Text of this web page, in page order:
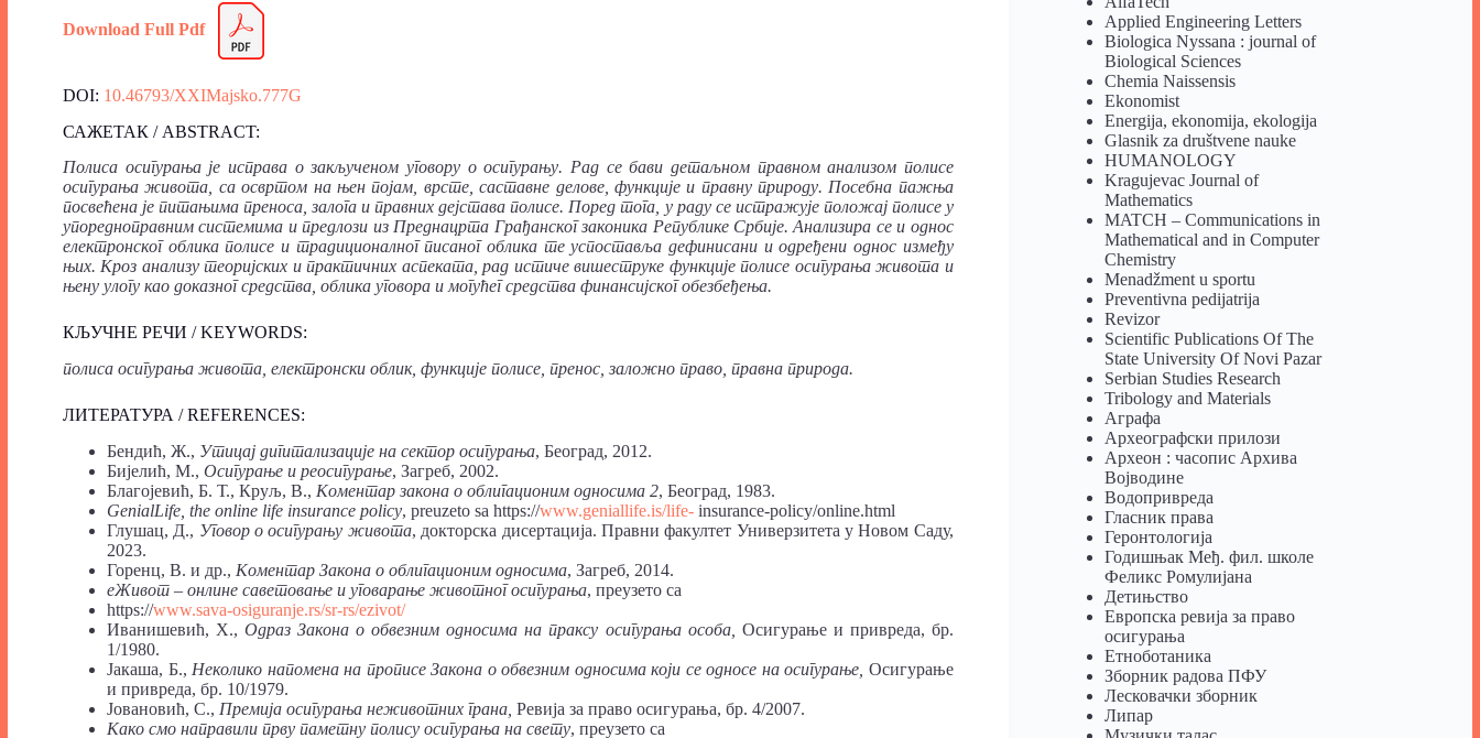
Download Full Pdf
DOI: 10.46793/XXIMajsko.777G
САЖЕТАК / ABSTRACT:
Полиса осигурања је исправа о закљученом уговору о осигурању. Рад се бави детаљном правном анализом полисе
осигурања живота, са освртом на њен појам, врсте, саставне делове, функције и правну природу. Посебна пажња
посвећена је питањима преноса, залога и правних дејстава полисе. Поред тога, у раду се истражује положај полисе у
упоредноправним системима и предлози из Преднацрта Грађанског законика Републике Србије. Анализира се и однос
електронског облика полисе и традиционалног писаног облика те успоставља дефинисани и одређени однос између
њих. Кроз анализу теоријских и практичних аспеката, рад истиче вишеструке функције полисе осигурања живота и
њену улогу као доказног средства, облика уговора и могућег средства финансијског обезбеђења.
КЉУЧНЕ РЕЧИ / KEYWORDS:
полиса осигурања живота, електронски облик, функције полисе, пренос, заложно право, правна природа.
ЛИТЕРАТУРА / REFERENCES:
Бендић, Ж., Утицај дигитализације на сектор осигурања, Београд, 2012.
Бијелић, М., Осигурање и реосигурање, Загреб, 2002.
Благојевић, Б. Т., Круљ, В., Коментар закона о облигационим односима 2, Београд, 1983.
GenialLife, the online life insurance policy, preuzeto sa https://www.geniallife.is/life- insurance-policy/online.html
Глушац, Д., Уговор о осигурању живота, докторска дисертација. Правни факултет Универзитета у Новом Саду,
2023.
Горенц, В. и др., Коментар Закона о облигационим односима, Загреб, 2014.
еЖивот – онлине саветовање и уговарање животног осигурања, преузето са
https://www.sava-osiguranje.rs/sr-rs/ezivot/
Иванишевић, Х.,Одраз Закона о обвезним односима на праксу осигурања особа, Осигурање и привреда, бр.
1/1980.
Јакаша, Б., Неколико напомена на прописе Закона о обвезним односима који се односе на осигурање, Осигурање
и привреда, бр. 10/1979.
Јовановић, С., Премија осигурања неживотних грана, Ревија за право осигурања, бр. 4/2007.
Како смо направили прву паметну полису осигурања на свету, преузето са
Applied Engineering Letters
Biologica Nyssana : journal of
Biological Sciences
Chemia Naissensis
Ekonomist
Energija, ekonomija, ekologija
Glasnik za društvene nauke
HUMANOLOGY
Kragujevac Journal of
Mathematics
MATCH – Communications in
Mathematical and in Computer
Chemistry
Menadžment u sportu
Preventivna pedijatrija
Revizor
Scientific Publications Of The
State University Of Novi Pazar
Serbian Studies Research
Tribology and Materials
Аграфа
Археографски прилози
Археон : часопис Архива
Војводине
Водопривреда
Гласник права
Геронтологија
Годишњак Међ. фил. школе
Феликс Ромулијана
Детињство
Европска ревија за право
осигурања
Eтноботаника
Зборник радова ПФУ
Лесковачки зборник
Липар